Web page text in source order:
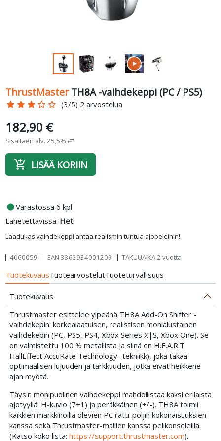
ThrustMaster TH8A -vaihdekeppi (PC / PS5)
star star star star_border star_border (3/5) 2 arvostelua
Laadukas vaihdekeppi antaa realismin tuntua ajopeleihin!
182,90 €
Sisältäen alv. 25,5%swap_horiz
add_shopping_cart LISÄÄ KORIIN
fiber_manual_recordVarastossa 6 kpl
Lähetettävissä: Heti
4060059 EAN 3362934001209 TAKUUAIKA 2 vuotta
TuotekuvausTuotearvostelutTuoteturvallisuus
Tuotekuvaus
Thrustmaster esittelee ylpeänä TH8A Add-On Shifter -
vaihdekepin: korkealaatuisen, realistisen monialustainen
vaihdekepin (PC, PS5, PS4, Xbox Series X|S, Xbox One). Se
on valmistettu 100 % metallista ja siinä on H.E.A.R.T
HallEffect AccuRate Technology -tekniikk), joka takaa
optimaalisen lujuuden ja tarkkuuden, jotka eivät heikkene
ajan myötä.
Täysin monipuolinen vaihdekeppi mahdollistaa kaksi erilaista
ajotyyliä: H-kuvio (7+1) ja peräkkäinen (+/-). TH8A toimii
kaikkien markkinoilla olevien PC ratti-poljin kokonaisuuksien
kanssa sekä Thrustmaster-mallien kanssa pelikonsoleilla
(Katso koko lista: https://support.thrustmaster.com).